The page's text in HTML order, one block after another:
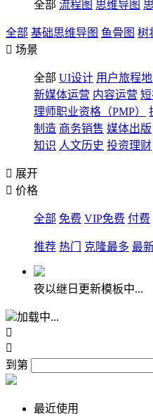
全部 流程图 思维导图
全部 基础思维导图 鱼骨图 树
 场景
全部 UI设计 用户旅程地
新媒体运营 内容运营
理师职业资格（PMP）
制造 商务销售 媒体出版
知识 人文历史 投资理财
 展开
 价格
全部 免费 VIP免费 付费
推荐 热门 克隆最多 最
夜以继日更新模板中...
加载中...


到第
最近使用